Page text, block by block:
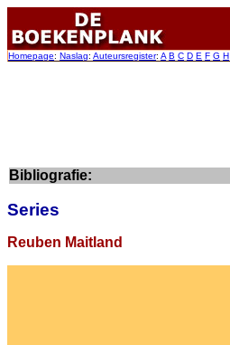
Homepage: Naslag: Auteursregister: A B C D E F G H
Bibliografie:
Series
Reuben Maitland